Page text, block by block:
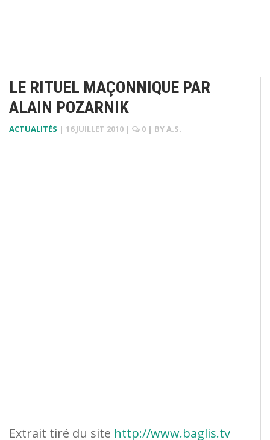
LE RITUEL MAÇONNIQUE PAR
ALAIN POZARNIK
ACTUALITÉS | 16 JUILLET 2010 | 0 | BYA.S.
Extrait tiré du site http://www.baglis.tv